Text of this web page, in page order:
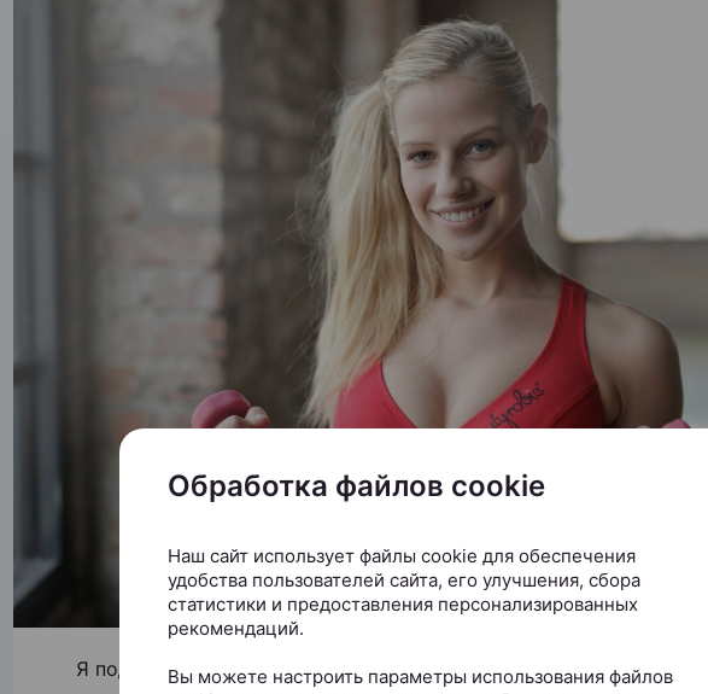
Я подготовил простой и эффективный комплекс упражнений,
Обработка файлов cookie
Наш сайт использует файлы cookie для обеспечения
удобства пользователей сайта, его улучшения, сбора
статистики и предоставления персонализированных
рекомендаций.
Вы можете настроить параметры использования файлов